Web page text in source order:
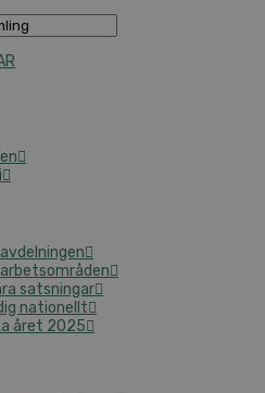
satsningar
nationellt
året 2025